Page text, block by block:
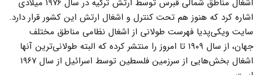
اشاره کرد که هنوز هم تحت کنترل و اشغال ارتش این کشور قرار دارد.
سایت ویکی‌پدیا فهرست طولانی از اشغال نظامی مناطق مختلف
جهان، از سال ۱۹۰۹ تا امروز را منتشر کرده که البته طولانی‌ترین آنها
اشغال بخش‌هایی از سرزمین‌ فلسطین توسط اسرائیل از سال ۱۹۶۷